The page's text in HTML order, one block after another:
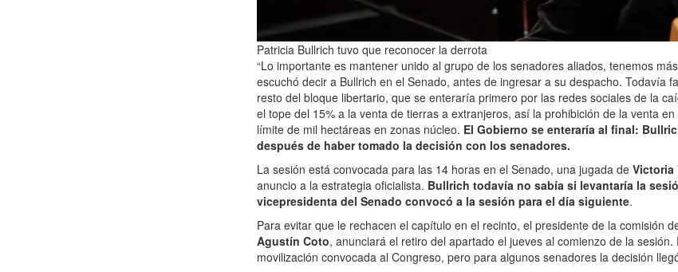
Patricia Bullrich tuvo que reconocer la derrota
“Lo importante es mantener unido al grupo de los senadores aliados, tenemos
escuchó decir a Bullrich en el Senado, antes de ingresar a su despacho. Todavía
resto del bloque libertario, que se enteraría primero por las redes sociales de la
el tope del 15% a la venta de tierras a extranjeros, así la prohibición de la venta
límite de mil hectáreas en zonas núcleo. El Gobierno se enteraría al final:
después de haber tomado la decisión con los senadores.
La sesión está convocada para las 14 horas en el Senado, una jugada de Victoria
anuncio a la estrategia oficialista. Bullrich todavía no sabía si levantaría la
vicepresidenta del Senado convocó a la sesión para el día siguiente.
Para evitar que le rechacen el capítulo en el recinto, el presidente de la comisión
Agustín Coto, anunciará el retiro del apartado el jueves al comienzo de la
movilización convocada al Congreso, pero para algunos senadores la decisión